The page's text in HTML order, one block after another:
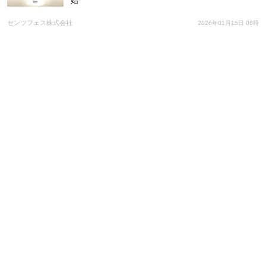
センツフェス株式会社 2026年01月15日 08時